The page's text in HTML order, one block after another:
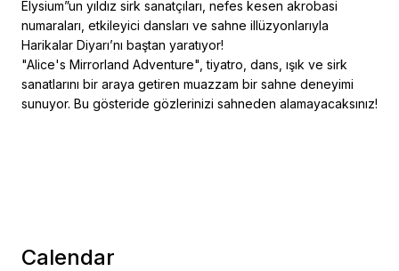
Elysium”un yıldız sirk sanatçıları, nefes kesen akrobasi
numaraları, etkileyici dansları ve sahne illüzyonlarıyla
Harikalar Diyarı’nı baştan yaratıyor!
"Alice's Mirrorland Adventure", tiyatro, dans, ışık ve sirk
sanatlarını bir araya getiren muazzam bir sahne deneyimi
sunuyor. Bu gösteride gözlerinizi sahneden alamayacaksınız!
Calendar